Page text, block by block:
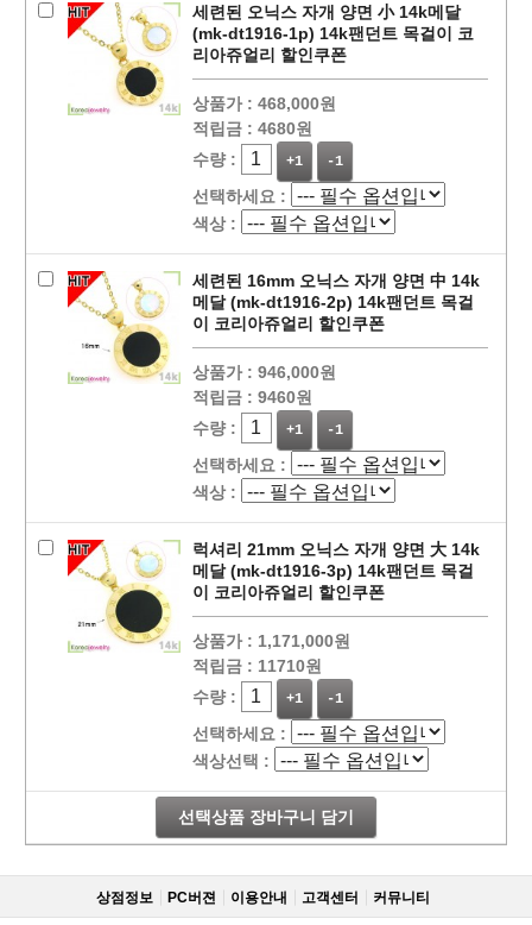
세련된 오닉스 자개 양면 小 14k메달
(mk-dt1916-1p) 14k팬던트 목걸이 코
리아쥬얼리 할인쿠폰
상품가 : 468,000원
적립금 : 4680원
수량 :
+1 -1
선택하세요 :
색상 :
세련된 16mm 오닉스 자개 양면 中 14k
메달 (mk-dt1916-2p) 14k팬던트 목걸
이 코리아쥬얼리 할인쿠폰
상품가 : 946,000원
적립금 : 9460원
수량 :
+1 -1
선택하세요 :
색상 :
럭셔리 21mm 오닉스 자개 양면 大 14k
메달 (mk-dt1916-3p) 14k팬던트 목걸
이 코리아쥬얼리 할인쿠폰
상품가 : 1,171,000원
적립금 : 11710원
수량 :
+1 -1
선택하세요 :
색상선택 :
선택상품 장바구니 담기
상점정보 PC버젼 이용안내 고객센터 커뮤니티